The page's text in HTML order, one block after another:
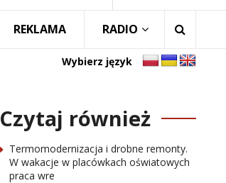
REKLAMA RADIO
Wybierz język
Czytaj również
Termomodernizacja i drobne remonty.
W wakacje w placówkach oświatowych
praca wre